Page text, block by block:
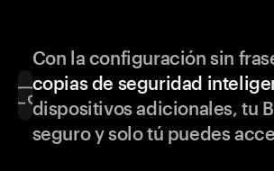
Con la configuración sin
copias de seguridad
dispositivos adicionales, tu
seguro y solo tú puedes